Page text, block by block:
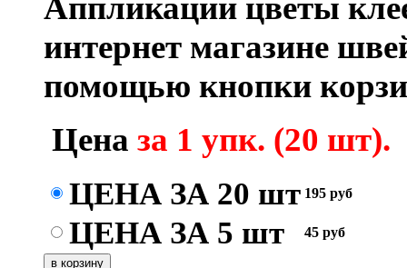
Аппликации цветы
интернет магазине
помощью кнопки
Цена за 1 упк. (20 шт).
ЦЕНА ЗА 20 шт 195 руб
ЦЕНА ЗА 5 шт 45 руб